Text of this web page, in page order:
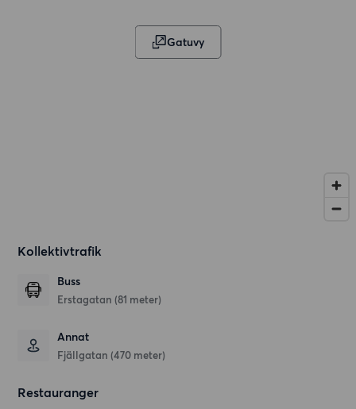
Gatuvy
Kollektivtrafik
Buss
Erstagatan (81 meter)
Annat
Fjällgatan (470 meter)
Restauranger